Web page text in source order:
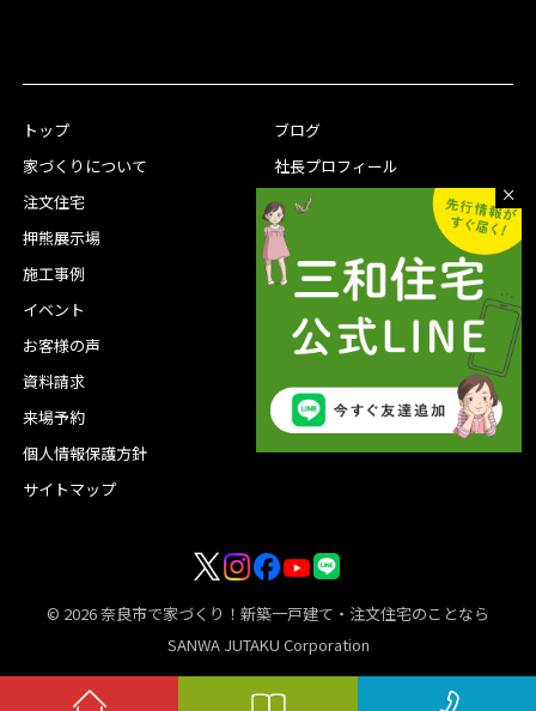
トップ
家づくりについて
注文住宅
押熊展示場
施工事例
イベント
お客様の声
ブログ
社長プロフィール
スタッフ紹介
会社概要
沿革
資料請求
来場予約
個人情報保護方針
サイトマップ
© 2026奈良市で家づくり！新築一戸建て・注文住宅のことなら
SANWA JUTAKU Corporation